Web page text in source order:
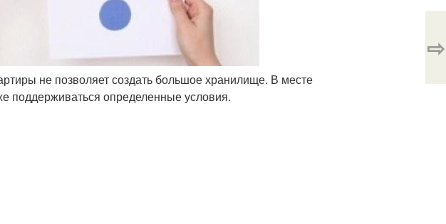
не позволяет создать большое хранилище. В месте
поддерживаться определенные условия.
⇨